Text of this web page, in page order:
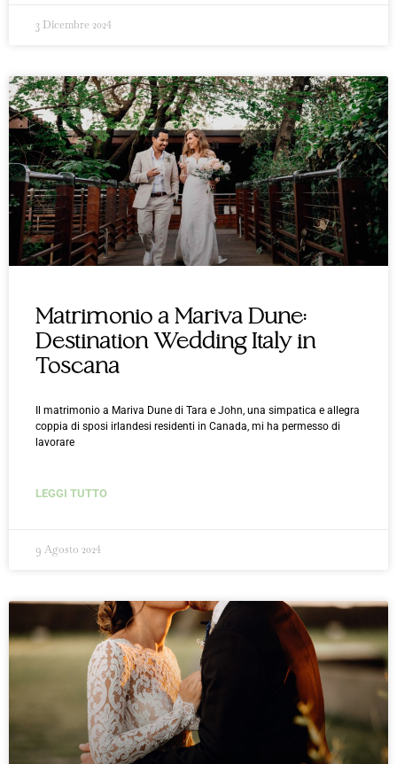
3 Dicembre 2024
Matrimonio a Mariva Dune:
Destination Wedding Italy in
Toscana
Il matrimonio a Mariva Dune di Tara e John, una simpatica e allegra
coppia di sposi irlandesi residenti in Canada, mi ha permesso di
lavorare
LEGGI TUTTO
9 Agosto 2024